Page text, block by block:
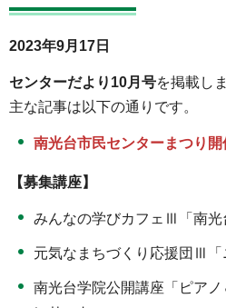
2023年9月17日
センターだより10月号を掲載し
主な記事は以下の通りです。
南光台市民センターまつり開
【募集講座】
みんなの学びカフェⅢ「南光
元気なまちづくり応援団Ⅲ「
南光台学院公開講座「ピア